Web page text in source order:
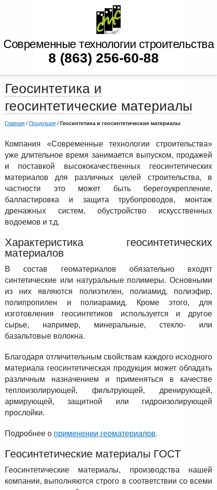
Современные технологии строительства
8 (863) 256-60-88
Геосинтетика и
геосинтетические материалы
Главная / Продукция / Геосинтетика и геосинтетические материалы
Компания «Современные технологии строительства»
уже длительное время занимается выпуском, продажей
и поставкой высококачественных геосинтетических
материалов для различных целей строительства, в
частности это может быть берегоукрепление,
балластировка и защита трубопроводов, монтаж
дренажных систем, обустройство искусственных
водоемов и т.д.
Характеристика геосинтетических
материалов
В состав геоматериалов обязательно входят
синтетические или натуральные полимеры. Основными
из них являются полиэтилен, полиамид, полиэфир,
полипропилен и полиарамид. Кроме этого, для
изготовления геосинтетиков используется и другое
сырье, например, минеральные, стекло- или
базальтовые волокна.
Благодаря отличительным свойствам каждого исходного
материала геосинтетическая продукция может обладать
различным назначением и применяться в качестве
теплоизолирующей, фильтрующей, дренирующей,
армирующей, защитной или гидроизолирующей
прослойки.
Подробнее о применении геоматериалов.
Геосинтетические материалы ГОСТ
Геосинтетические материалы, производства нашей
компании, выполняются строго в соответствии со всеми